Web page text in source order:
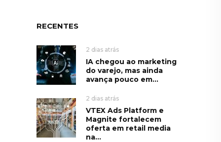
RECENTES
2 dias atrás
IA chegou ao marketing
do varejo, mas ainda
avança pouco em...
2 dias atrás
VTEX Ads Platform e
Magnite fortalecem
oferta em retail media
na...